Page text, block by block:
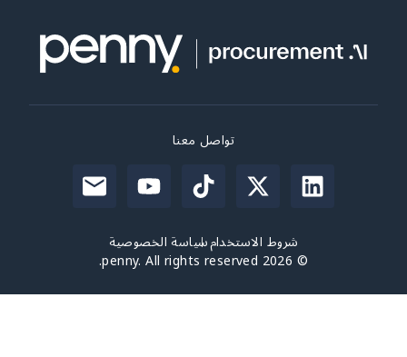
شروط الاستخدامسياسة الخصوصية
© 2026 penny. All rights reserved.
تواصل معنا